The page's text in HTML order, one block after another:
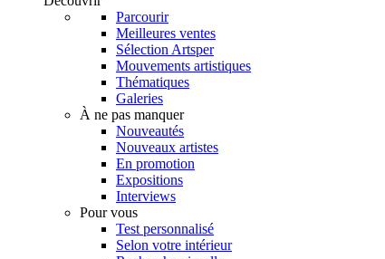
Parcourir
Meilleures ventes
Sélection Artsper
Mouvements artistiques
Thématiques
Galeries
À ne pas manquer
Nouveautés
Nouveaux artistes
En promotion
Expositions
Interviews
Pour vous
Test personnalisé
Selon votre intérieur